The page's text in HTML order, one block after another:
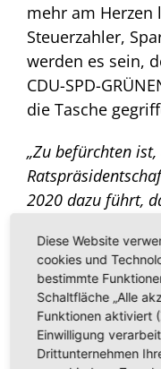
mehr am Herzen
Steuerzahler,
werden es sein,
CDU-SPD-
die Tasche
„Zu befürchten ist,
2020 dazu führt,
wieder weit
aufspielt. Dies
mit einer starken
Kuhs,
Delegation im
Diese Website
cookies und
bestimmte
Schaltfläche „Alle
Funktionen aktiviert
Einwilligung
Drittunternehmen